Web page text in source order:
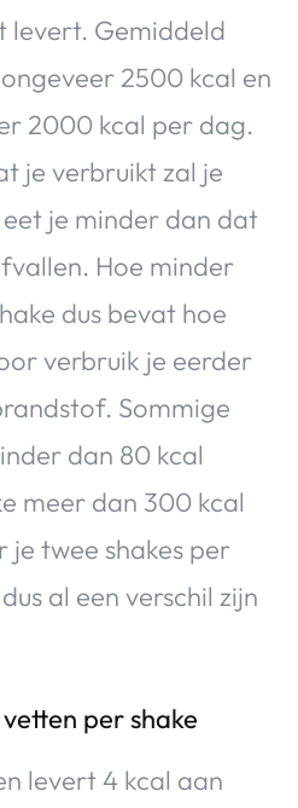
levert. Gemiddeld
2500 kcal en
2000 kcal per dag.
je verbruikt zal je
je minder dan dat
Hoe minder
dus bevat hoe
verbruik je eerder
Sommige
dan 80 kcal
meer dan 300 kcal
je twee shakes per
al een verschil zijn
per shake
levert 4 kcal aan